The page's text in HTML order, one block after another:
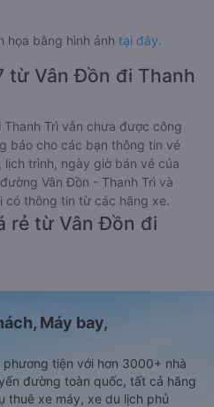
họa bằng hình ảnh tại đây.
từ Vân Đồn đi Thanh
Trì vẫn chưa được công
báo cho các bạn thông tin vé
trình, ngày giờ bán vé của
Vân Đồn - Thanh Trì và
có thông tin từ các hãng xe.
rẻ từ Vân Đồn đi
Máy bay,
tiện với hơn 3000+ nhà
đường toàn quốc, tất cả hãng
thuê xe máy, xe du lịch phủ